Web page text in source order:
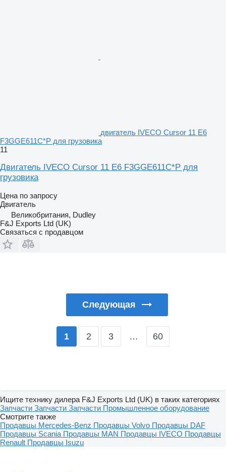
двигатель IVECO Cursor 11 E6
F3GGE611C*P для грузовика
11
Двигатель IVECO Cursor 11 E6 F3GGE611C*P для
грузовика
Цена по запросу
Двигатель
Великобритания, Dudley
F&J Exports Ltd (UK)
Связаться с продавцом
Следующая
1 2 3 … 60
Ищите технику дилера F&J Exports Ltd (UK) в таких категориях
Запчасти Запчасти Запчасти Промышленное оборудование
Смотрите также
Продавцы Mercedes-Benz Продавцы Volvo Продавцы DAF
Продавцы Scania Продавцы MAN Продавцы IVECO Продавцы
Renault Продавцы Isuzu